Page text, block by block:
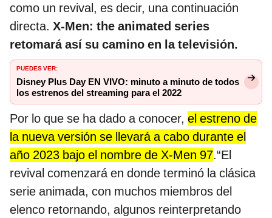
como un revival, es decir, una continuación
directa. X-Men: the animated series
retomará así su camino en la televisión.
PUEDES VER:
Disney Plus Day EN VIVO: minuto a minuto de todos
los estrenos del streaming para el 2022
Por lo que se ha dado a conocer, el estreno de
la nueva versión se llevará a cabo durante el
año 2023 bajo el nombre de X-Men 97.“El
revival comenzará en donde terminó la clásica
serie animada, con muchos miembros del
elenco retornando, algunos reinterpretando